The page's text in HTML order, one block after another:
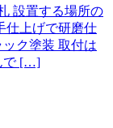
設置する場所の
仕上げで研磨仕
ク塗装 取付は
で […]